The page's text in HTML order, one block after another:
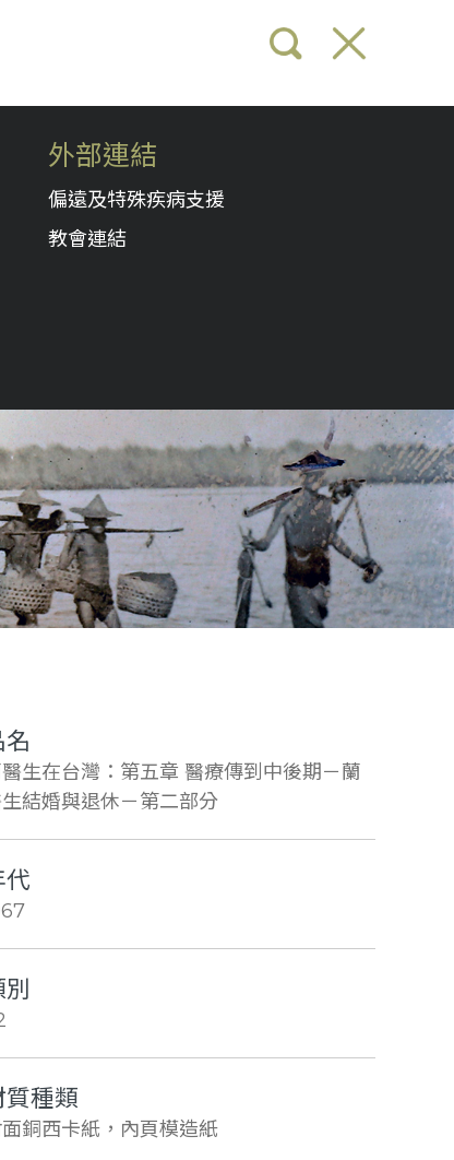
外部連結
偏遠及特殊疾病支援
教會連結
名
生在台灣：第五章 醫療傳到中後期－蘭
結婚與退休－第二部分
代
別
質種類
銅西卡紙，內頁模造紙